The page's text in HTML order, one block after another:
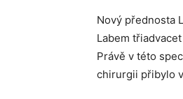
Nový přednosta
Labem
Právě v této
chirurgii přibylo